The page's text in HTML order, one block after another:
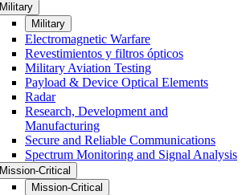
Military
Military
Electromagnetic Warfare
Revestimientos y filtros ópticos
Military Aviation Testing
Payload & Device Optical Elements
Radar
Research, Development and
Manufacturing
Secure and Reliable Communications
Spectrum Monitoring and Signal Analysis
Mission-Critical
Mission-Critical